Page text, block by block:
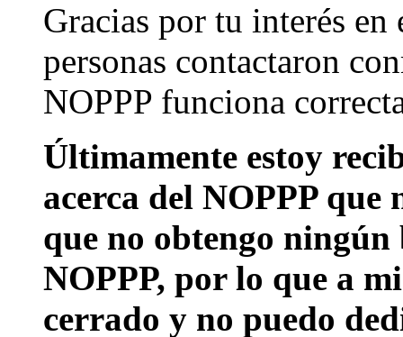
Gracias por tu interés en
personas contactaron
NOPPP funciona
Últimamente estoy
acerca del NOPPP que
que no obtengo
NOPPP, por lo que a
cerrado y no puedo